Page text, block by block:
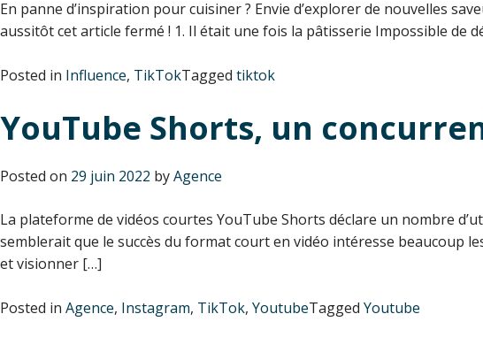
En panne d’inspiration pour cuisiner ? Envie d’explorer de nouvelles
aussitôt cet article fermé ! 1. Il était une fois la pâtisserie Impossible de
Posted in Influence, TikTokTagged tiktok
YouTube Shorts, un
Posted on 29 juin 2022 byAgence
La plateforme de vidéos courtes YouTube Shorts déclare un nombre
semblerait que le succès du format court en vidéo intéresse beaucoup
et visionner […]
Posted in Agence, Instagram, TikTok, YoutubeTagged Youtube